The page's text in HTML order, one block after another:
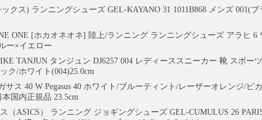
ックス) ランニングシューズ GEL-KAYANO 31 1011B868 メンズ 001(
ONE [ホカオネオネ] 陸上/ランニング ランニングシューズ アラヒ 6
ー×イエロー
TANJUN タンジュン DJ6257 004 レディーススニーカー 靴 スポー
ク/ホワイト(004)25.0cm
サス 40 W Pegasus 40 ホワイト/ブルーティント/レーザーオレンジ/ピ
本国内正規品 23.5cm
（ASICS） ランニング ジョギングシューズ GEL-CUMULUS 26